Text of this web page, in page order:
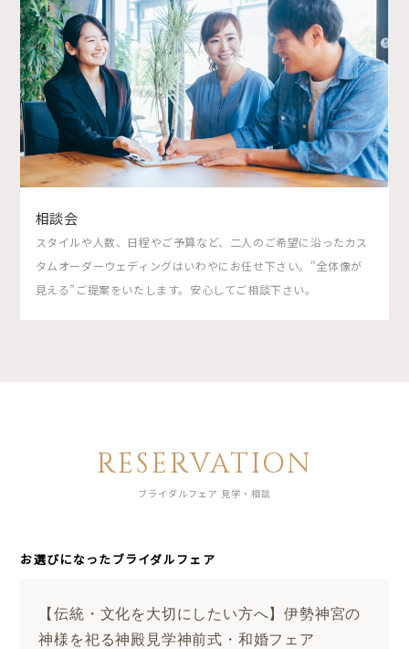
相談会
スタイルや人数、日程やご予算など、二人のご希望に沿ったカス
タムオーダーウェディングはいわやにお任せ下さい。"全体像が
見える”ご提案をいたします。安心してご相談下さい。
RESERVATION
ブライダルフェア 見学・相談
お選びになったブライダルフェア
【伝統・文化を大切にしたい方へ】伊勢神宮の
神様を祀る神殿見学神前式・和婚フェア